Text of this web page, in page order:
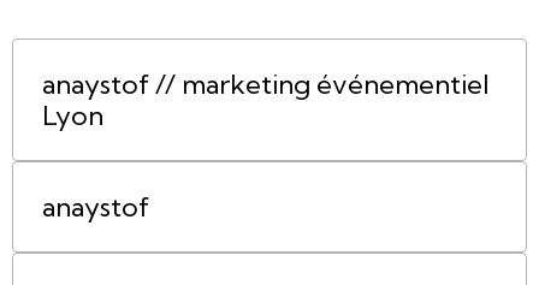
anaystof // marketing événementiel
Lyon
anaystof